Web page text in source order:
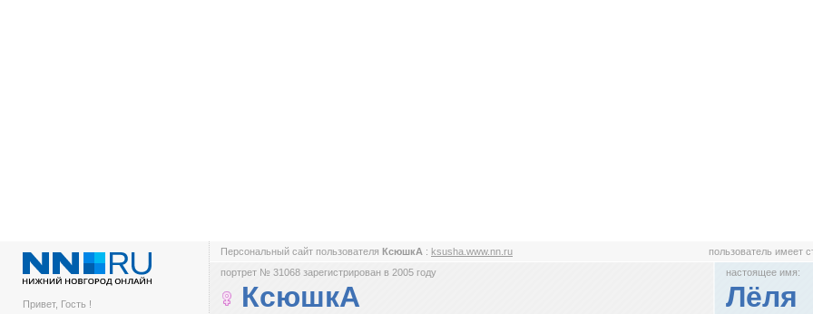
Привет, Гость !
Персональный сайт пользователя КсюшкА : ksusha.www.nn.ru пользователь имеет
портрет № 31068 зарегистрирован в 2005 году
КсюшкА
настоящее имя:
Лёля